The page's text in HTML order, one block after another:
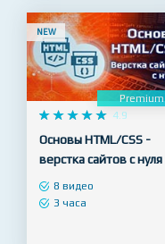
NEW
Premium
    
     4.9
Основы HTML/CSS -
верстка сайтов с нуля
8 видео
3 часа